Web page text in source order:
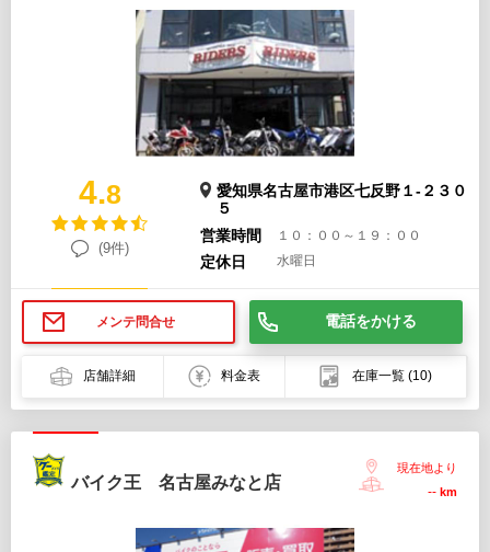
4.8
(9件)
愛知県名古屋市港区七反野１-２３０
５
営業時間
１０：００～１９：００
定休日 水曜日
メンテ問合せ 電話をかける
店舗詳細 料金表 在庫一覧 (10)
バイク王 名古屋みなと店
現在地より
-- km